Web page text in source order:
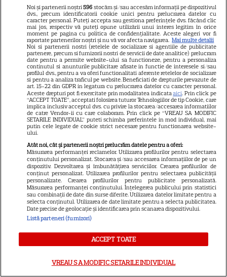
13
VEDETE STRĂINE
George și Amal Clooney,
evacuați din locuința lor din
Franța din cauza incendiilor.
Mesajul dramatic al actorului:
„Nu știm dacă va supraviețui”
15
VEDETE ROMÂNEŞTI
emoționantă de ziua ei. Ce a
pregătit soțul artistei când
credea că merge doar la cină
Noi și partenerii noștri596 stocăm și/sau accesăm informații pe dispozitivul
dvs., precum identificatorii cookie unici pentru prelucrarea datelor cu
caracter personal. Puteți accepta sau gestiona preferințele dvs. făcând clic
mai jos, respectiv vă puteți opune utilizării unui interes legitim în orice
moment pe pagina cu politica de confidențialitate. Aceste alegeri vor fi
raportate partenerilor noștri și nu vă vor afecta navigarea. Mai multe detalii
Noi si partenerii nostri (retelele de socializare si agentiile de publicitate
partenere, precum si furnizorii nostri de servicii de date analitice) prelucram
date pentru a permite website-ului sa functioneze, pentru a personaliza
continutul si anunturile publicitare afisate in functie de interesele si/sau
profilul dvs., pentru a va oferi functionalitati aferente retelelor de socializare
si pentru a analiza traficul pe website. Beneficiati de drepturile prevazute de
art. 15-22 din GDPR in legatura cu prelucrarea datelor cu caracter personal.
Aceste drepturi pot fi exercitate prin modalitatea indicataaici. Prin click pe
“ACCEPT TOATE”, acceptati folosirea tuturor Tehnologiilor de tip Cookie, care
implica inclusiv acceptul dvs. cu privire la stocarea/accesarea informatiilor
de catre Vendor-ii cu care colaboram. Prin click pe “VREAU SA MODIFIC
SETARILE INDIVIDUAL” puteti schimba preferintele in mod individual, mai
putin cele legate de cookie strict necesare pentru functionarea website-
ului.
Atât noi, cât și partenerii noștri prelucrăm datele pentru a oferi:
Măsurarea performanței reclamelor. Utilizarea profilurilor pentru selectarea
conținutului personalizat. Stocarea și/sau accesarea informațiilor de pe un
dispozitiv. Dezvoltarea și îmbunătățirea serviciilor. Crearea profilurilor de
conținut personalizat. Utilizarea profilurilor pentru selectarea publicității
personalizate. Crearea profilurilor pentru publicitate personalizată.
Măsurarea performanței conținutului. Înțelegerea publicului prin statistici
sau combinații de date din surse diferite. Utilizarea datelor limitate pentru a
selecta conținutul. Utilizarea de date limitate pentru a selecta publicitatea.
Date precise de geolocație și identificarea prin scanarea dispozitivului.
Listă parteneri (furnizori)
ACCEPT TOATE
VREAU SA MODIFIC SETARILE INDIVIDUAL